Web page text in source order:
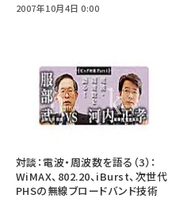
2007年10月4日 0:00
対談：電波・周波数を語る（3）：
WiMAX、802.20、iBurst、次世代
PHSの無線ブロードバンド技術